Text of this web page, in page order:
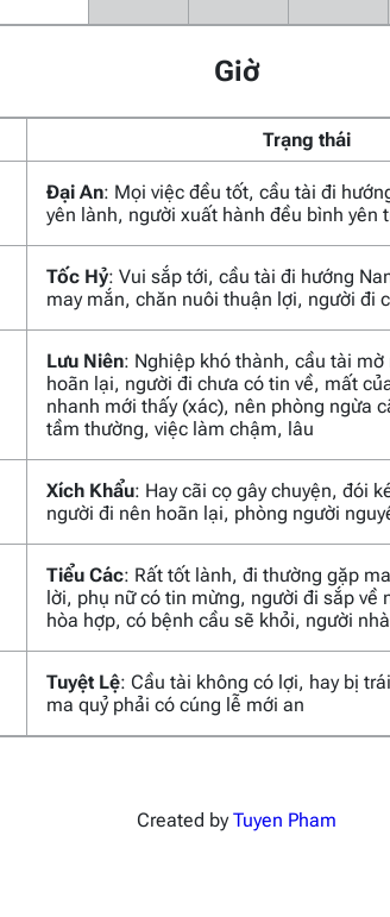
Giờ
Trạng thái
Đại An: Mọi việc đều tốt, cầu tài đi
yên lành, người xuất hành đều bình yên
Tốc Hỷ: Vui sắp tới, cầu tài đi hướng
may mắn, chăn nuôi thuận lợi, người đi
Lưu Niên: Nghiệp khó thành, cầu tài
hoãn lại, người đi chưa có tin về, mất
nhanh mới thấy (xác), nên phòng ngừa
tầm thường, việc làm chậm, lâu
Xích Khẩu: Hay cãi cọ gây chuyện, đói
người đi nên hoãn lại, phòng người
Tiểu Các: Rất tốt lành, đi thường gặp
lời, phụ nữ có tin mừng, người đi sắp về
hòa hợp, có bệnh cầu sẽ khỏi, người
Tuyệt Lệ: Cầu tài không có lợi, hay bị
ma quỷ phải có cúng lễ mới an
Created byTuyen Pham